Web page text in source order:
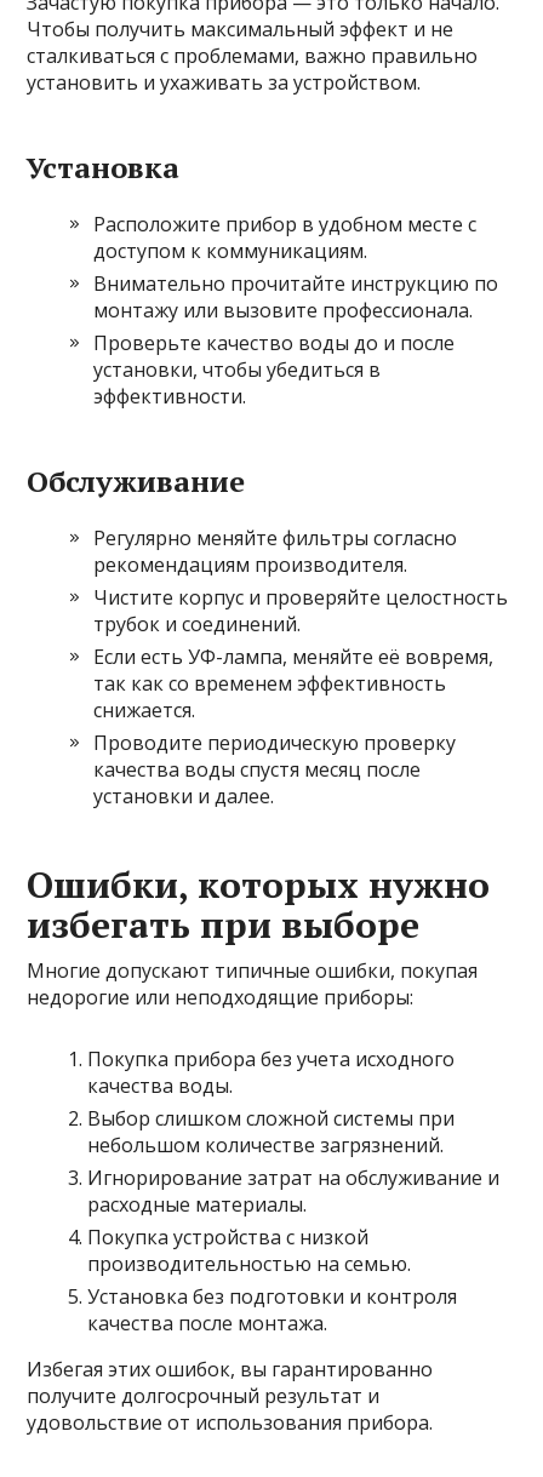
Чтобы получить максимальный эффект и не
сталкиваться с проблемами, важно правильно
установить и ухаживать за устройством.
Установка
Расположите прибор в удобном месте с
доступом к коммуникациям.
Внимательно прочитайте инструкцию по
монтажу или вызовите профессионала.
Проверьте качество воды до и после
установки, чтобы убедиться в
эффективности.
Обслуживание
Регулярно меняйте фильтры согласно
рекомендациям производителя.
Чистите корпус и проверяйте целостность
трубок и соединений.
Если есть УФ-лампа, меняйте её вовремя,
так как со временем эффективность
снижается.
Проводите периодическую проверку
качества воды спустя месяц после
установки и далее.
Ошибки, которых нужно
избегать при выборе
Многие допускают типичные ошибки, покупая
недорогие или неподходящие приборы:
Покупка прибора без учета исходного
качества воды.
Выбор слишком сложной системы при
небольшом количестве загрязнений.
Игнорирование затрат на обслуживание и
расходные материалы.
Покупка устройства с низкой
производительностью на семью.
Установка без подготовки и контроля
качества после монтажа.
Избегая этих ошибок, вы гарантированно
получите долгосрочный результат и
удовольствие от использования прибора.